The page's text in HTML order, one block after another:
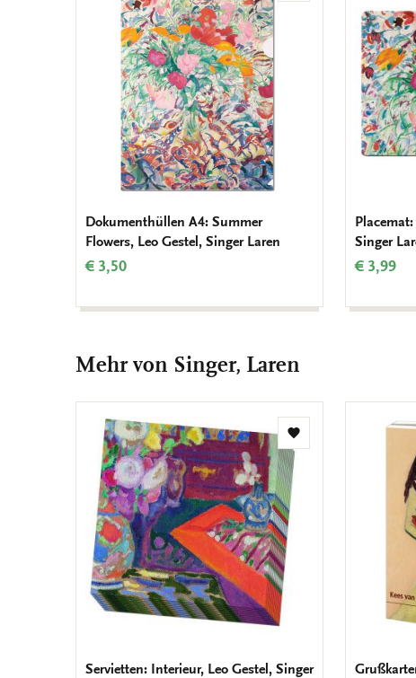
Wunschliste
hinzufügen
Dokumenthüllen A4: Summer
Flowers, Leo Gestel, Singer Laren
€ 3,50
Singer
€ 3,99
Mehr von Singer, Laren
Zur
Wunschliste
hinzufügen
Servietten: Interieur, Leo Gestel, Singer